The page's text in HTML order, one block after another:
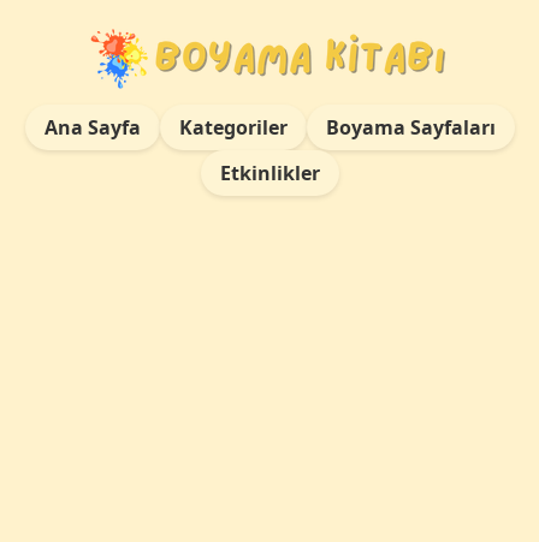
Ana Sayfa Kategoriler
Boyama Sayfaları
Etkinlikler